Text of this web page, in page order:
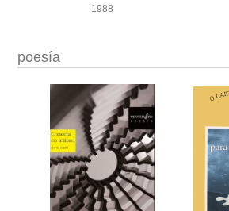
1988
poesía